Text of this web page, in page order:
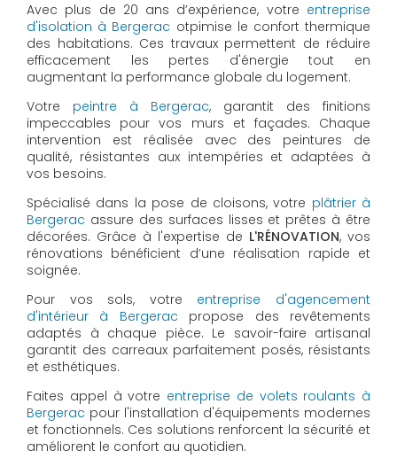
Avec plus de 20 ans d’expérience, votre entreprise
d'isolation à Bergerac otpimise le confort thermique
des habitations. Ces travaux permettent de réduire
efficacement les pertes d'énergie tout en
augmentant la performance globale du logement.
Votre peintre à Bergerac, garantit des finitions
impeccables pour vos murs et façades. Chaque
intervention est réalisée avec des peintures de
qualité, résistantes aux intempéries et adaptées à
vos besoins.
Spécialisé dans la pose de cloisons, votre plâtrier à
Bergerac assure des surfaces lisses et prêtes à être
décorées. Grâce à l'expertise de L'RÉNOVATION, vos
rénovations bénéficient d’une réalisation rapide et
soignée.
Pour vos sols, votre entreprise d'agencement
d'intérieur à Bergerac propose des revêtements
adaptés à chaque pièce. Le savoir-faire artisanal
garantit des carreaux parfaitement posés, résistants
et esthétiques.
Faites appel à votre entreprise de volets roulants à
Bergerac pour l'installation d'équipements modernes
et fonctionnels. Ces solutions renforcent la sécurité et
améliorent le confort au quotidien.